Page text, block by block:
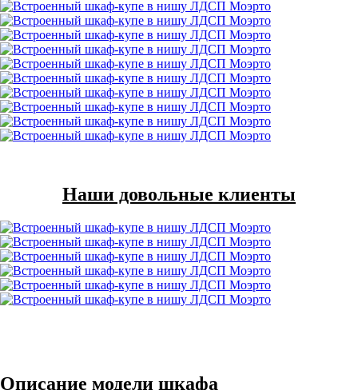
Наши довольные клиенты
Описание модели шкафа